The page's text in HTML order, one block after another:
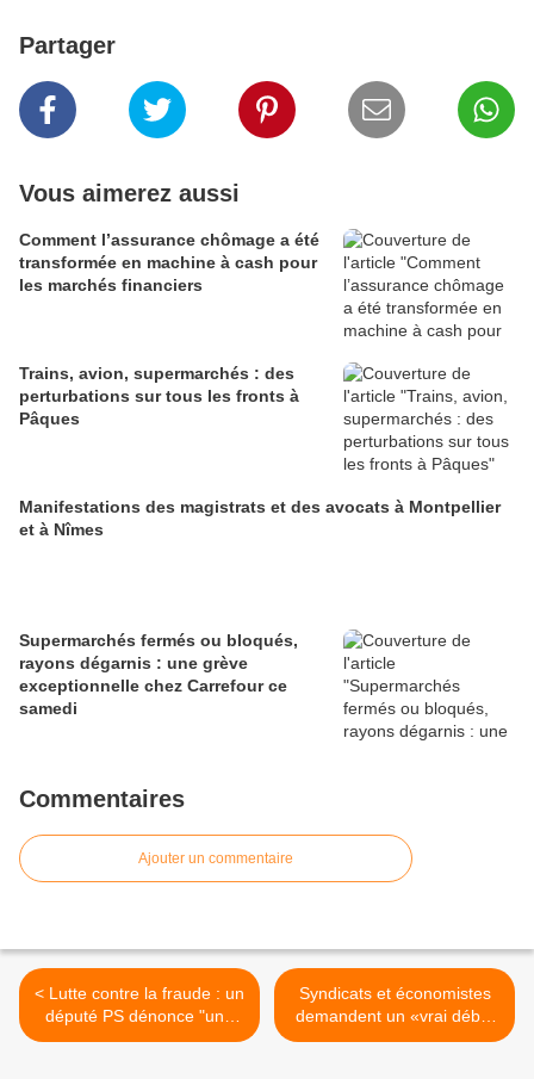
Partager
Vous aimerez aussi
Comment l’assurance chômage a été
transformée en machine à cash pour
les marchés financiers
Trains, avion, supermarchés : des
perturbations sur tous les fronts à
Pâques
Manifestations des magistrats et des avocats à Montpellier
et à Nîmes
Supermarchés fermés ou bloqués,
rayons dégarnis : une grève
exceptionnelle chez Carrefour ce
samedi
Commentaires
Ajouter un commentaire
< Lutte contre la fraude : un
député PS dénonce "une
grossière manipulation" de
Syndicats et économistes
demandent un «vrai débat
public» sur la dette